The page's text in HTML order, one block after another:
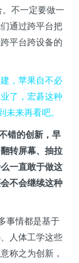
不一定要做一
通过跨平台把
平台跨设备的
，苹果自不必
了，宏碁这种
未来再看吧。
错的创新，早
转屏幕、抽拉
一直敢于做这
不会继续这种
事情都是基于
人体工学这些
称之为创新，